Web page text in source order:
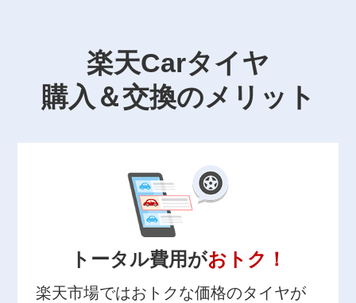
楽天Carタイヤ
購入＆交換のメリット
トータル費用がおトク！
楽天市場ではおトクな価格のタイヤが